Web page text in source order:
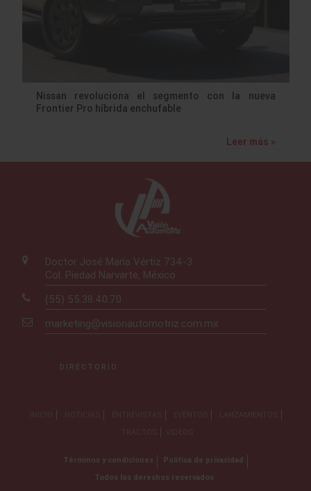
Nissan revoluciona el segmento con la nueva
Frontier Pro híbrida enchufable
Leer más »
Doctor José María Vértiz 734-3
Col. Piedad Narvarte, México
(55) 55.38.40.70
marketing@visionautomotriz.com.mx
DIRECTORIO
INICIO NOTICIAS ENTREVISTAS EVENTOS
LANZAMIENTOS
TRACTOS
VIDEOS
Términos y condiciones
Política de privacidad
Todos los derechos reservados